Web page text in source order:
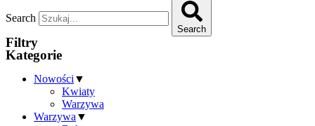
Search
Search
Filtry
Kategorie
Nowości ▼
Kwiaty
Warzywa
Warzywa ▼